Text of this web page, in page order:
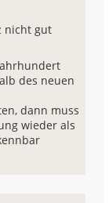
nicht gut
des neuen
dann muss
wieder als